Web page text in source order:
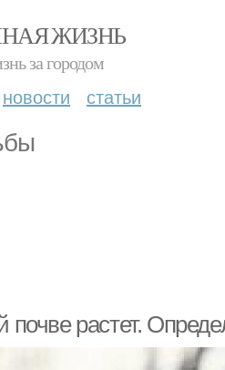
ЖИЗНЬ
за городом
новости статьи
почве растет.